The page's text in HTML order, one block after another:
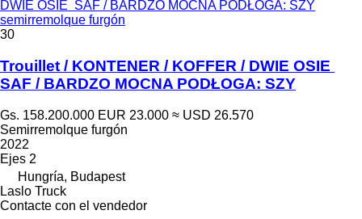
DWIE OSIE SAF / BARDZO MOCNA PODŁOGA: SZY
semirremolque furgón
30
Trouillet / KONTENER / KOFFER / DWIE OSIE
SAF / BARDZO MOCNA PODŁOGA: SZY
Gs. 158.200.000 EUR 23.000 ≈ USD 26.570
Semirremolque furgón
2022
Ejes 2
Hungría, Budapest
Laslo Truck
Contacte con el vendedor